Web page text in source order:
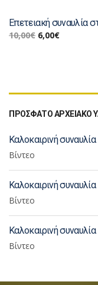
Επετειακή συναυλία
10,00€ 6,00€
ΠΡΟΣΦΑΤΟ ΑΡΧΕΙΑΚΟ
Καλοκαιρινή
Βίντεο
Καλοκαιρινή
Βίντεο
Καλοκαιρινή
Βίντεο